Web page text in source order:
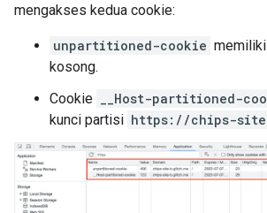
mengakses kedua cookie:
unpartitioned-cookie
kosong.
Cookie
__Host-partitioned-
kunci partisi https://chips-